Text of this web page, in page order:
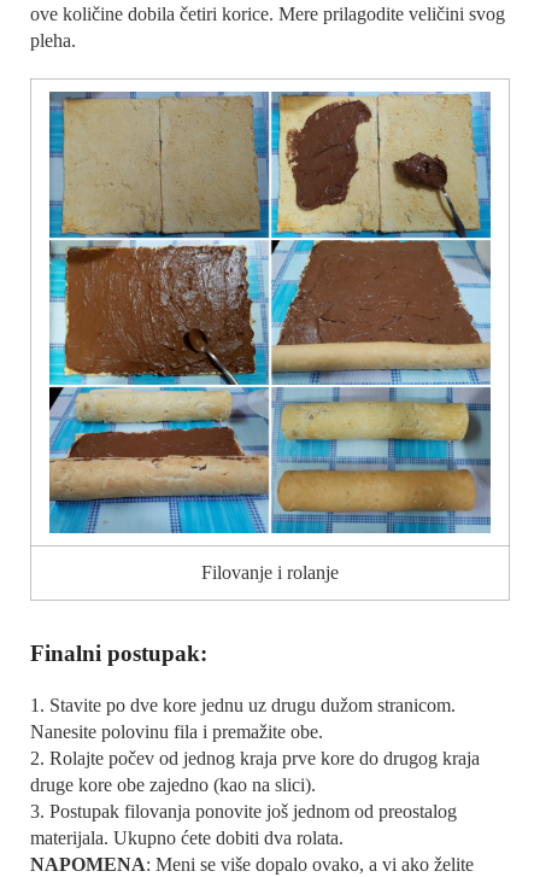
ove količine dobila četiri korice. Mere prilagodite veličini svog
pleha.
Filovanje i rolanje
Finalni postupak:
1. Stavite po dve kore jednu uz drugu dužom stranicom.
Nanesite polovinu fila i premažite obe.
2. Rolajte počev od jednog kraja prve kore do drugog kraja
druge kore obe zajedno (kao na slici).
3. Postupak filovanja ponovite još jednom od preostalog
materijala. Ukupno ćete dobiti dva rolata.
NAPOMENA: Meni se više dopalo ovako, a vi ako želite